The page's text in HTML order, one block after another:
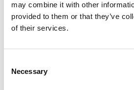
may combine it with other
provided to them or that they’ve
of their services.
Selection
Necessary
mukaan jäänyt
oikeus katsonut
tulkita työaikalakia
vanhentumiseen